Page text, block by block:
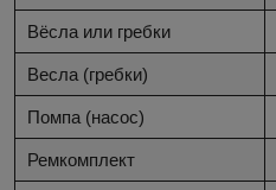
Вёсла или гребки
Весла (гребки)
Помпа (насос)
Ремкомплект